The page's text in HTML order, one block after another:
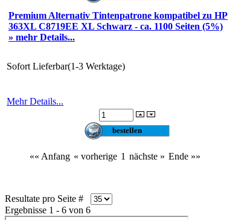
Premium Alternativ Tintenpatrone kompatibel zu HP
363XL C8719EE XL Schwarz - ca. 1100 Seiten (5%)
» mehr Details...
Sofort Lieferbar(1-3 Werktage)
Mehr Details...
«« Anfang « vorherige 1 nächste » Ende »»
Resultate pro Seite #
Ergebnisse 1 - 6 von 6